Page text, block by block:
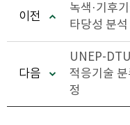
이전
녹색·기후
타당성 분
다음
UNEP-
적응기술
정